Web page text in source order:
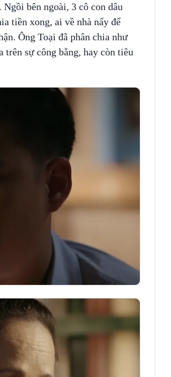
bên ngoài, 3 cô con dâu
tiền xong, ai về nhà nấy để
Ông Toại đã phân chia như
trên sự công bằng, hay còn tiêu